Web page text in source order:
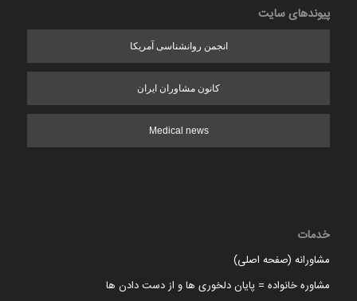
پیوندهای سایت
انجمن روانشناسی آمریکا
کانون مشاوران ایران
Medical news
خدمات
مشاورانه (صفحه اصلی)
مشاوره خانواده = پایان دلخوری ها و از دست دادن ها